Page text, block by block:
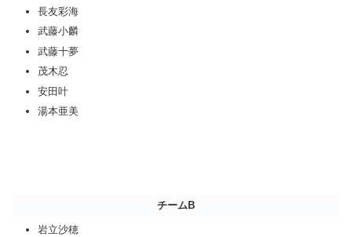
長友彩海
武藤小麟
武藤十夢
茂木忍
安田叶
湯本亜美
チームB
岩立沙穂